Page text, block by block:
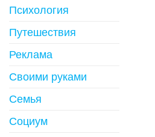
Психология
Путешествия
Реклама
Своими руками
Семья
Социум